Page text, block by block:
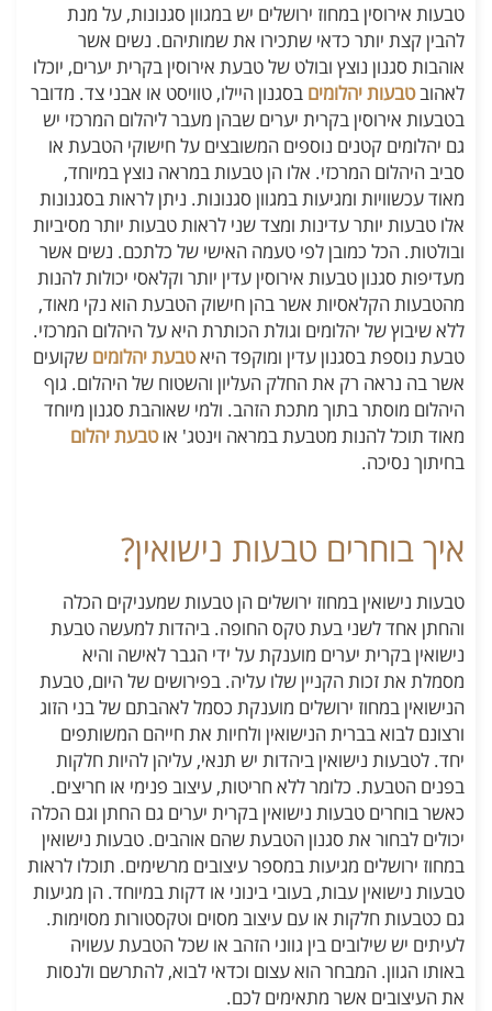
טבעות אירוסין במחוז ירושלים יש במגוון סגנונות, על מנת
להבין קצת יותר כדאי שתכירו את שמותיהם. נשים אשר
אוהבות סגנון נוצץ ובולט של טבעת אירוסין בקרית יערים, יוכלו
לאהובטבעות יהלומים בסגנון היילו, טוויסט או אבני צד. מדובר
בטבעות אירוסין בקרית יערים שבהן מעבר ליהלום המרכזי יש
גם יהלומים קטנים נוספים המשובצים על חישוקי הטבעת או
סביב היהלום המרכזי. אלו הן טבעות במראה נוצץ במיוחד,
מאוד עכשוויות ומגיעות במגוון סגנונות. ניתן לראות בסגנונות
אלו טבעות יותר עדינות ומצד שני לראות טבעות יותר מסיביות
ובולטות. הכל כמובן לפי טעמה האישי של כלתכם. נשים אשר
מעדיפות סגנון טבעות אירוסין עדין יותר וקלאסי יכולות להנות
מהטבעות הקלאסיות אשר בהן חישוק הטבעת הוא נקי מאוד,
ללא שיבוץ של יהלומים וגולת הכותרת היא על היהלום המרכזי.
טבעת נוספת בסגנון עדין ומוקפד היאטבעת יהלומים שקועים
אשר בה נראה רק את החלק העליון והשטוח של היהלום. גוף
היהלום מוסתר בתוך מתכת הזהב. ולמי שאוהבת סגנון מיוחד
מאוד תוכל להנות מטבעת במראה וינטג' אוטבעת יהלום
בחיתוך נסיכה.
איך בוחרים טבעות נישואין?
טבעות נישואין במחוז ירושלים הן טבעות שמעניקים הכלה
והחתן אחד לשני בעת טקס החופה. ביהדות למעשה טבעת
נישואין בקרית יערים מוענקת על ידי הגבר לאישה והיא
מסמלת את זכות הקניין שלו עליה. בפירושים של היום, טבעת
הנישואין במחוז ירושלים מוענקת כסמל לאהבתם של בני הזוג
ורצונם לבוא בברית הנישואין ולחיות את חייהם המשותפים
יחד. לטבעות נישואין ביהדות יש תנאי, עליהן להיות חלקות
בפנים הטבעת. כלומר ללא חריטות, עיצוב פנימי או חריצים.
כאשר בוחרים טבעות נישואין בקרית יערים גם החתן וגם הכלה
יכולים לבחור את סגנון הטבעת שהם אוהבים. טבעות נישואין
במחוז ירושלים מגיעות במספר עיצובים מרשימים. תוכלו לראות
טבעות נישואין עבות, בעובי בינוני או דקות במיוחד. הן מגיעות
גם כטבעות חלקות או עם עיצוב מסוים וטקסטורות מסוימות.
לעיתים יש שילובים בין גווני הזהב או שכל הטבעת עשויה
באותו הגוון. המבחר הוא עצום וכדאי לבוא, להתרשם ולנסות
את העיצובים אשר מתאימים לכם.